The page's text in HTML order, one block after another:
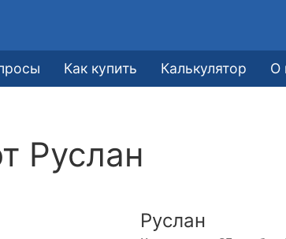
Как купить Калькулятор О
Руслан
Руслан